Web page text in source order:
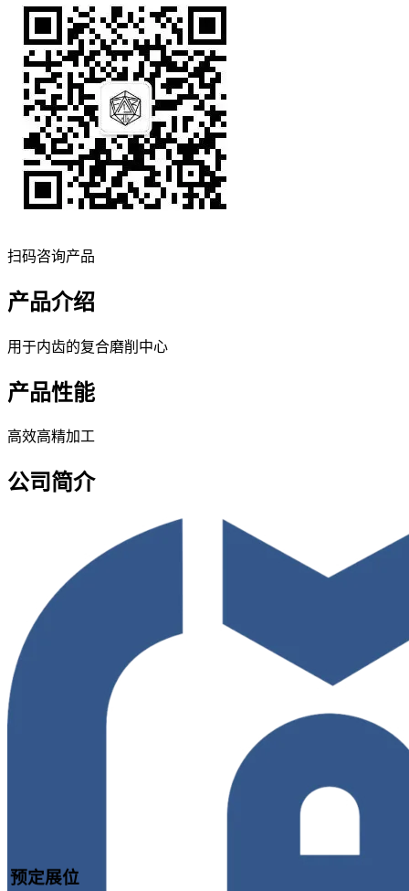
扫码咨询产品
产品介绍
用于内齿的复合磨削中心
产品性能
高效高精加工
公司简介
预定展位